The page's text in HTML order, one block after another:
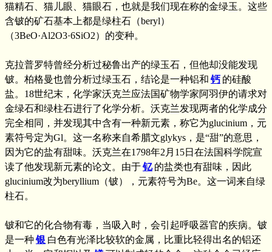
猫精石、猫儿眼、猫眼石，也就是我们现在称的金绿玉。这些
含铍的矿石基本上都是绿柱石（beryl）
（3BeO·Al2O3·6SiO2）的变种。
克拉普罗特曾经分析过秘鲁出产的绿玉石，但他却没能发现
铍。柏格曼也曾分析过绿玉石，结论是一种铝和 钙 的硅酸
盐。18世纪末，化学家沃克兰应法国矿物学家阿羽伊的请求对
金绿石和绿柱石进行了化学分析。沃克兰发现两者的化学成分
完全相同，并发现其中含有一种新元素，称它为glucinium，元
素符号定为Gl。这一名称来自希腊文glykys，是“甜”的意思，
因为它的盐有甜味。沃克兰在1798年2月15日在法国科学院宣
读了他发现新元素的论文。由于钇 的盐类也有甜味，因此
glucinium改为beryllium（铍），元素符号为Be。这一词来自绿
柱石。
铍和它的化合物有毒，当吸入时，会引起呼吸器官的疾病。铍
是一种 银 白色有光泽比较软的金属，比重比轻得出名的铝还